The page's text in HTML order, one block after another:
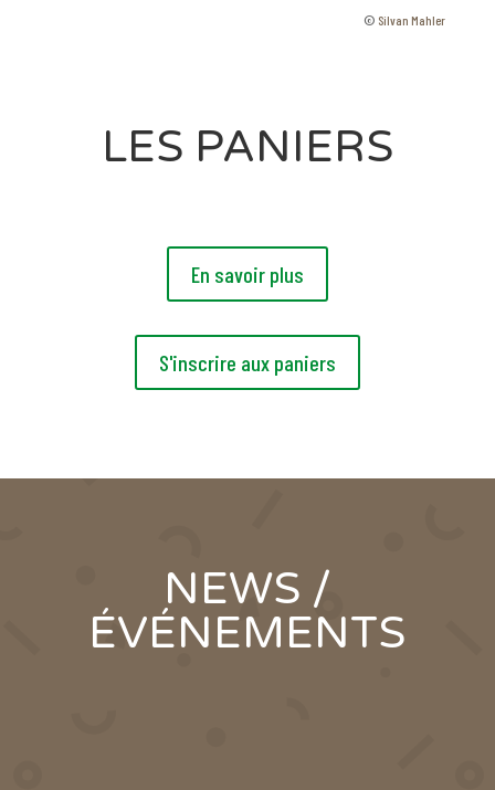
© Silvan Mahler
LES PANIERS
En savoir plus
S'inscrire aux paniers
NEWS /
ÉVÉNEMENTS